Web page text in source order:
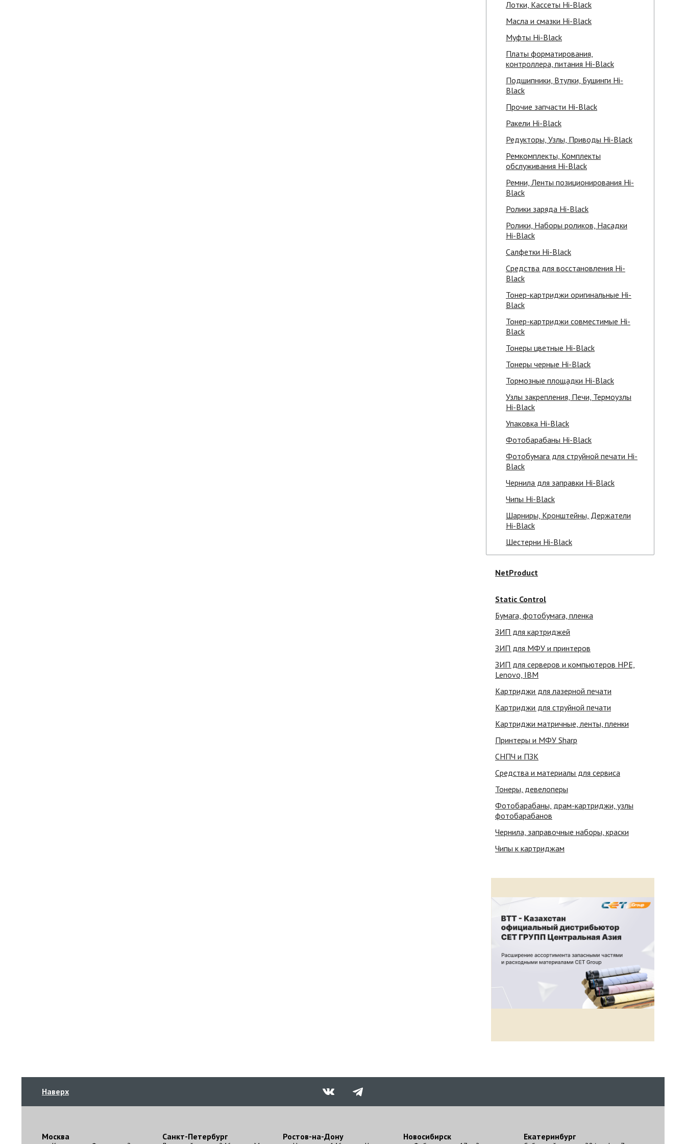
Лотки, Кассеты Hi-Black
Масла и смазки Hi-Black
Муфты Hi-Black
Платы форматирования,
контроллера, питания Hi-Black
Подшипники, Втулки, Бушинги Hi-
Black
Прочие запчасти Hi-Black
Ракели Hi-Black
Редукторы, Узлы, Приводы Hi-Black
Ремкомплекты, Комплекты
обслуживания Hi-Black
Ремни, Ленты позиционирования Hi-
Black
Ролики заряда Hi-Black
Ролики, Наборы роликов, Насадки
Hi-Black
Салфетки Hi-Black
Средства для восстановления Hi-
Black
Тонер-картриджи оригинальные Hi-
Black
Тонер-картриджи совместимые Hi-
Black
Тонеры цветные Hi-Black
Тонеры черные Hi-Black
Тормозные площадки Hi-Black
Узлы закрепления, Печи, Термоузлы
Hi-Black
Упаковка Hi-Black
Фотобарабаны Hi-Black
Фотобумага для струйной печати Hi-
Black
Чернила для заправки Hi-Black
Чипы Hi-Black
Шарниры, Кронштейны, Держатели
Hi-Black
Шестерни Hi-Black
NetProduct
Static Control
Бумага, фотобумага, пленка
ЗИП для картриджей
ЗИП для МФУ и принтеров
ЗИП для серверов и компьютеров HPE,
Lenovo, IBM
Картриджи для лазерной печати
Картриджи для струйной печати
Картриджи матричные, ленты, пленки
Принтеры и МФУ Sharp
СНПЧ и ПЗК
Средства и материалы для сервиса
Тонеры, девелоперы
Фотобарабаны, драм-картриджи, узлы
фотобарабанов
Чернила, заправочные наборы, краски
Чипы к картриджам
Наверх
Москва Санкт-Петербург Ростов-на-Дону Новосибирск Екатеринбург